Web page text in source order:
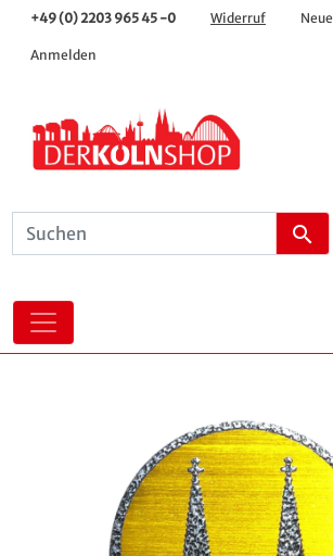
+49 (0) 2203 965 45 -0 Widerruf
Anmelden
search